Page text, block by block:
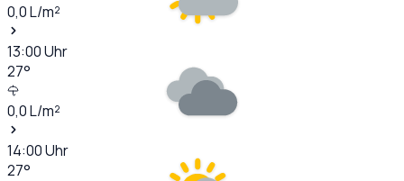
0,0L/m²
13:00Uhr
27°
0,0L/m²
14:00Uhr
27°